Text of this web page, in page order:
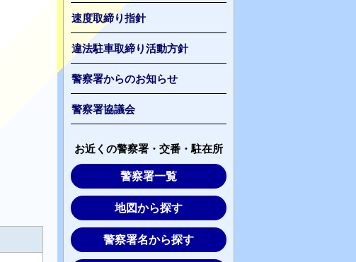
速度取締り指針
違法駐車取締り活動方針
警察署からのお知らせ
警察署協議会
お近くの警察署・交番・駐在所
警察署一覧
地図から探す
警察署名から探す